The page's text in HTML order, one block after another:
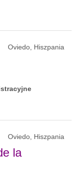
Oviedo, Hiszpania
Oviedo, Hiszpania
la